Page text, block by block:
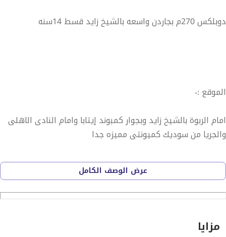
دوبلكس 270م بجاردن واسعه بالشيخ زايد قسط 14سنه
الموقع :-
امام الربوة بالشيخ زايد وبجوار كمبوند إيتابا وامام النادى الاهلى
والجريا من سوديك كميونتى مميزه جدا
• يمكنك الوصول بسهولة من طريق وصلة دهشور الى الكمبوند
• يقترب طريق الاسكندرية الصحراوى
• يقترب من محور 26 يوليو
عرض الوصف الكامل
مزايا